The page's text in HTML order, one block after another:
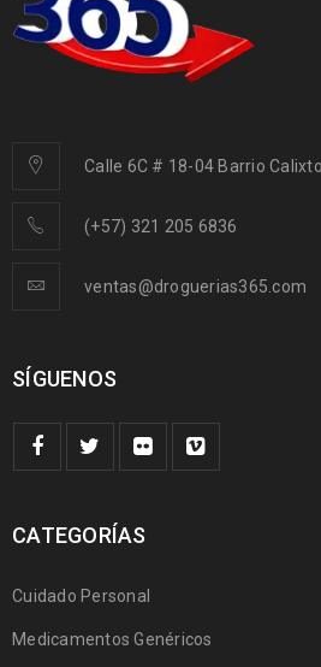
Calle 6C # 18-04 Barrio
(+57) 321 205 6836
ventas@droguerias365.com
SÍGUENOS
CATEGORÍAS
Cuidado Personal
Medicamentos Genéricos